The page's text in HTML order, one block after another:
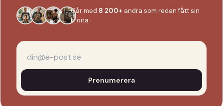
Går med 8 200+ andra som redan fått sin
krona.
Prenumerera